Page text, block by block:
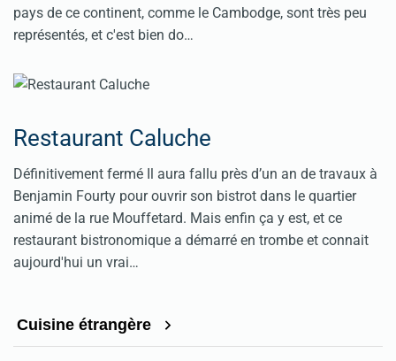
pays de ce continent, comme le Cambodge, sont très peu
représentés, et c'est bien do…
Restaurant Caluche
Définitivement fermé Il aura fallu près d’un an de travaux à
Benjamin Fourty pour ouvrir son bistrot dans le quartier
animé de la rue Mouffetard. Mais enfin ça y est, et ce
restaurant bistronomique a démarré en trombe et connait
aujourd'hui un vrai…
Cuisine étrangère